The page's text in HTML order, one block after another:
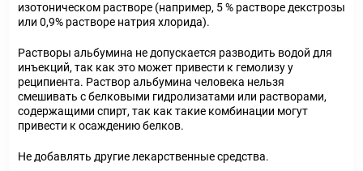
изотоническом растворе (например, 5 % растворе декстрозы
или 0,9% растворе натрия хлорида).
Растворы альбумина не допускается разводить водой для
инъекций, так как это может привести к гемолизу у
реципиента. Раствор альбумина человека нельзя
смешивать с белковыми гидролизатами или растворами,
содержащими спирт, так как такие комбинации могут
привести к осаждению белков.
Не добавлять другие лекарственные средства.